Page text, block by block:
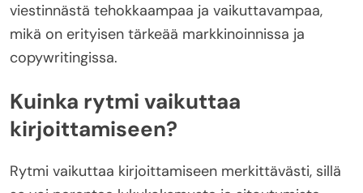
viestinnästä tehokkaampaa ja vaikuttavampaa,
mikä on erityisen tärkeää markkinoinnissa ja
copywritingissa.
Kuinka rytmi vaikuttaa
kirjoittamiseen?
Rytmi vaikuttaa kirjoittamiseen merkittävästi, sillä